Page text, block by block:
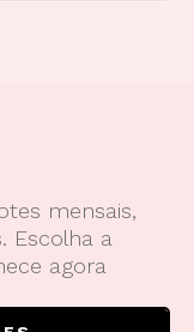
mensais,
Escolha a
agora